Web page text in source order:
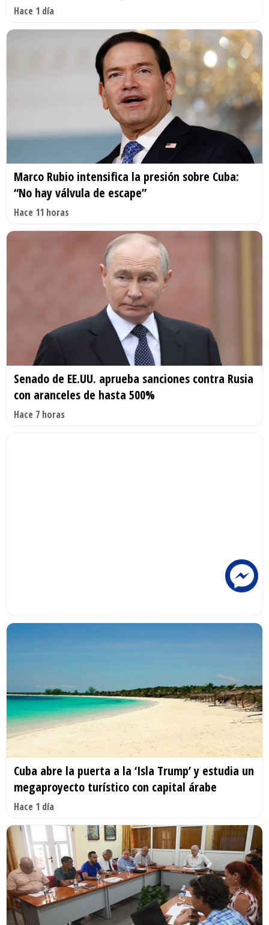
Hace 1 día
Marco Rubio intensifica la presión sobre Cuba:
“No hay válvula de escape”
Hace 11 horas
Senado de EE.UU. aprueba sanciones contra Rusia
con aranceles de hasta 500%
Hace 7 horas
Cuba abre la puerta a la ‘Isla Trump’ y estudia un
megaproyecto turístico con capital árabe
Hace 1 día